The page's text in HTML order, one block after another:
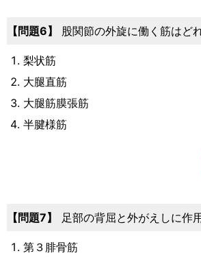
6 股関節の外旋に働く筋はど
梨状筋
大腿直筋
大腿筋膜張筋
半腱様筋
7 足部の背屈と外がえしに作
第３腓骨筋